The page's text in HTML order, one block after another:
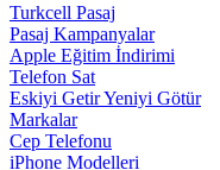
Turkcell Pasaj
Pasaj Kampanyalar
Apple Eğitim İndirimi
Telefon Sat
Eskiyi Getir Yeniyi Götür
Markalar
Cep Telefonu
iPhone Modelleri